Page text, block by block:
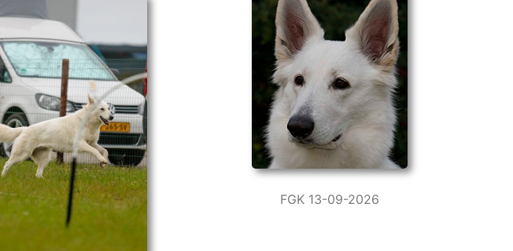
FGK 13-09-2026